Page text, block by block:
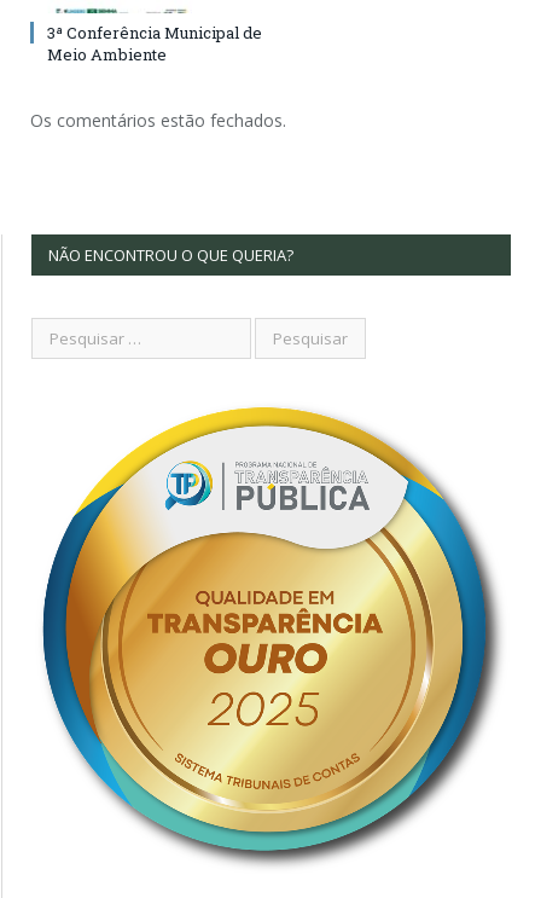
3ª Conferência Municipal de
Meio Ambiente
Os comentários estão fechados.
NÃO ENCONTROU O QUE QUERIA?